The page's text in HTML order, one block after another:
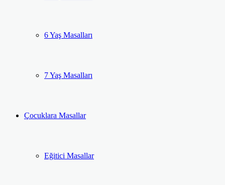
6 Yaş Masalları
7 Yaş Masalları
Çocuklara Masallar
Eğitici Masallar